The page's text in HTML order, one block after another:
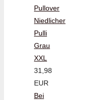
Pullover
Niedlicher
Pulli
Grau
XXL
31,98
EUR
Bei